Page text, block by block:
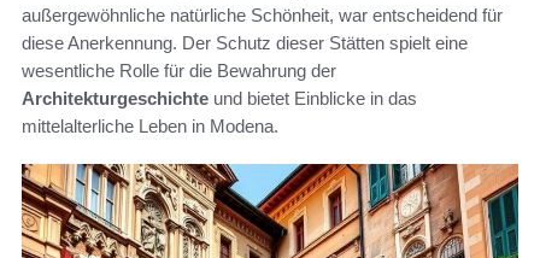
außergewöhnliche natürliche Schönheit, war entscheidend für
diese Anerkennung. Der Schutz dieser Stätten spielt eine
wesentliche Rolle für die Bewahrung der
Architekturgeschichte und bietet Einblicke in das
mittelalterliche Leben in Modena.